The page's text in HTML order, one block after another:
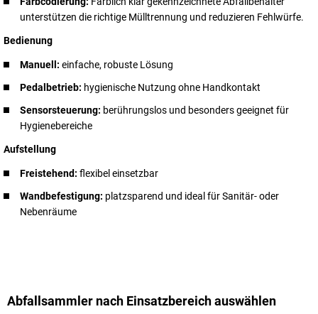
unterstützen die richtige Mülltrennung und reduzieren Fehlwürfe.
Bedienung
Manuell: einfache, robuste Lösung
Pedalbetrieb: hygienische Nutzung ohne Handkontakt
Sensorsteuerung: berührungslos und besonders geeignet für
Hygienebereiche
Aufstellung
Freistehend: flexibel einsetzbar
Wandbefestigung: platzsparend und ideal für Sanitär- oder
Nebenräume
Abfallsammler nach Einsatzbereich auswählen